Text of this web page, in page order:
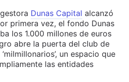
Dunas Capital alcanzó
primera vez, el fondo Dunas
los 1.000 millones de euros
abre la puerta del club de
un espacio que
las entidades